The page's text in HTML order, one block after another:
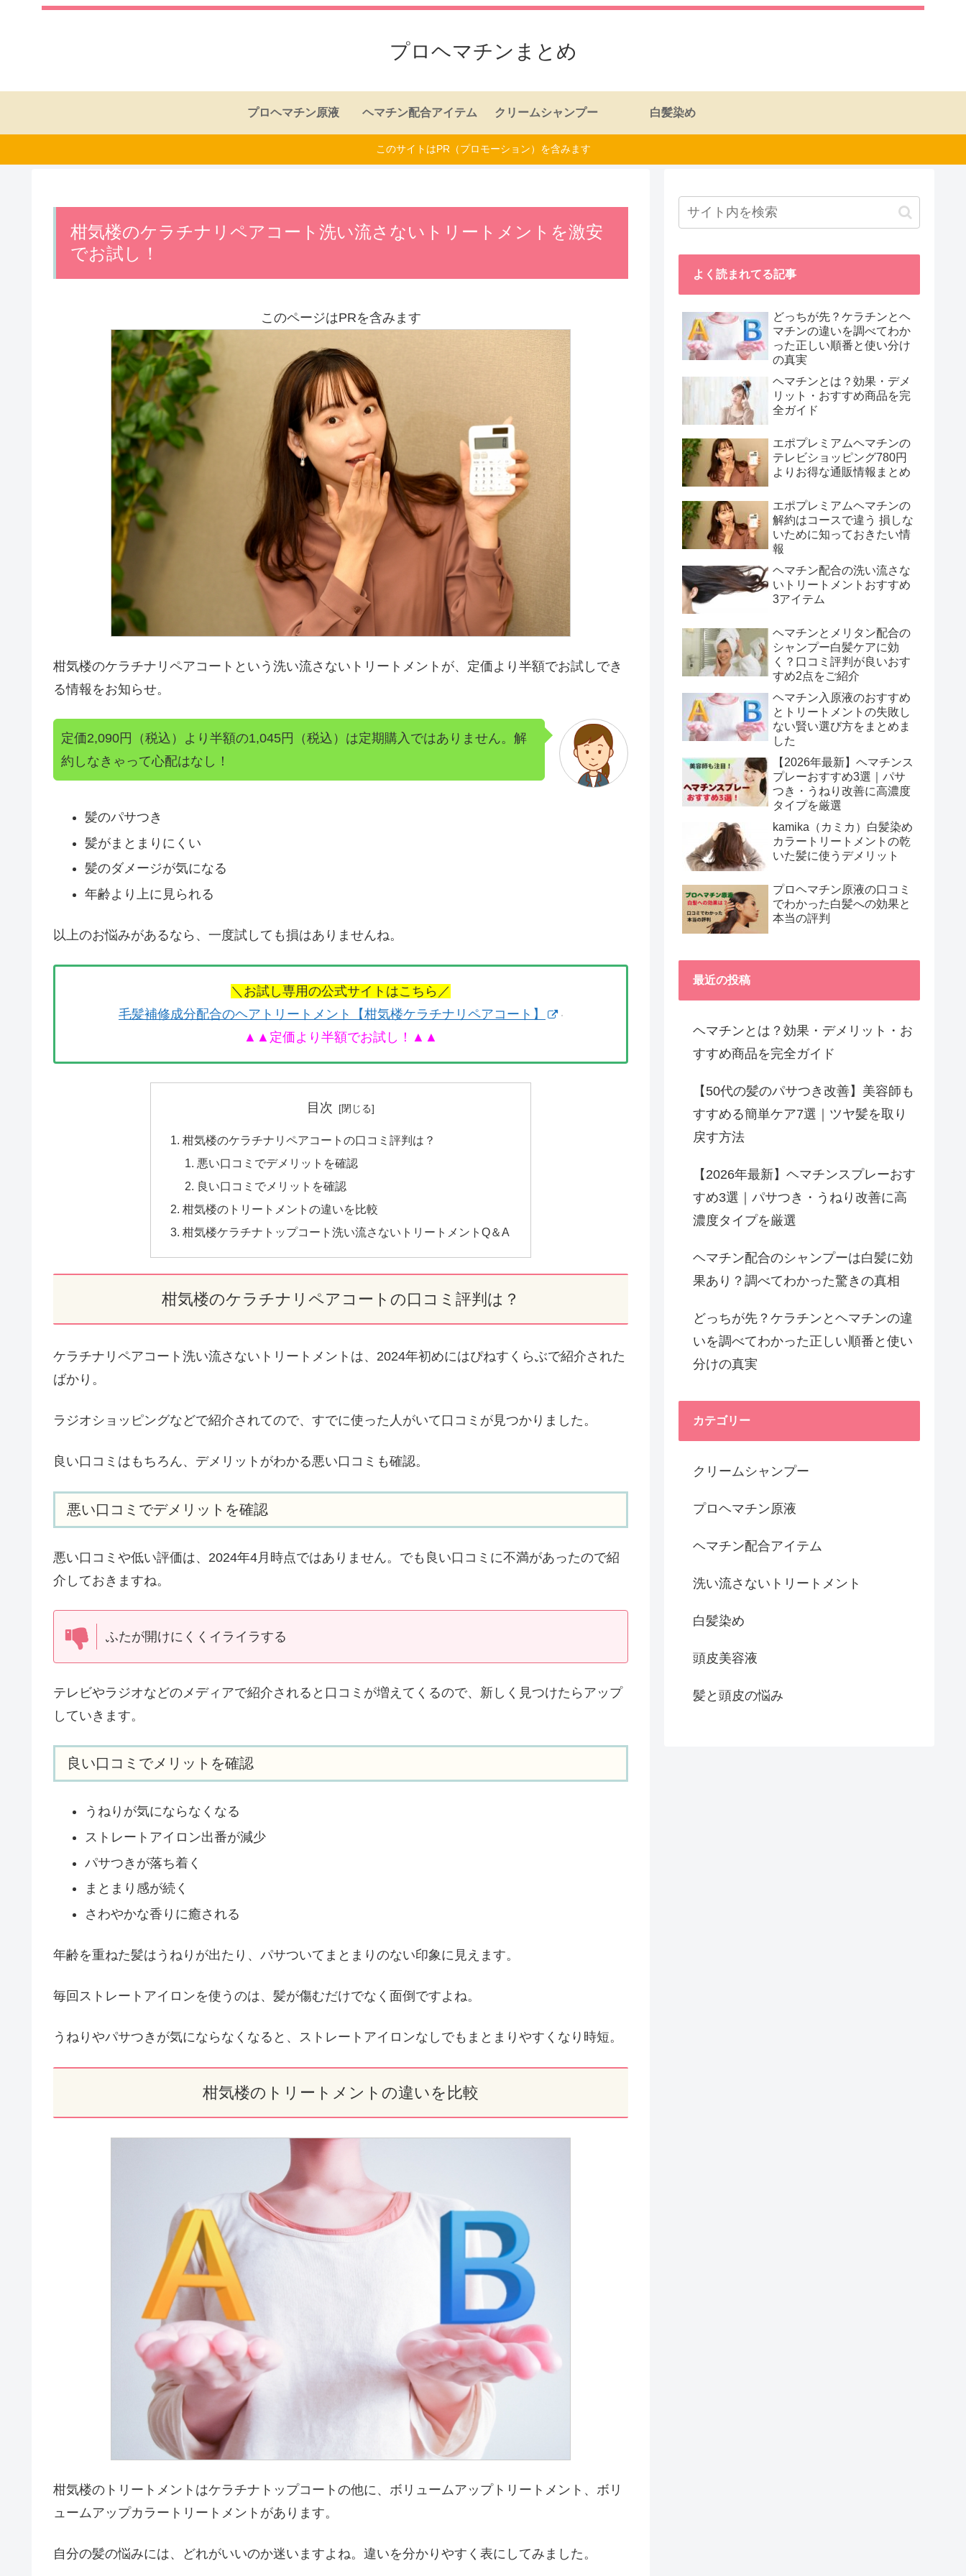
プロヘマチンまとめ
プロヘマチン原液 ヘマチン配合アイテム クリームシャンプー 白髪染め
このサイトはPR（プロモーション）を含みます
柑気楼のケラチナリペアコート洗い流さないトリートメントを激安
でお試し！
このページはPRを含みます
柑気楼のケラチナリペアコートという洗い流さないトリートメントが、定価より半額でお試しでき
る情報をお知らせ。
定価2,090円（税込）より半額の1,045円（税込）は定期購入ではありません。解
約しなきゃって心配はなし！
髪のパサつき
髪がまとまりにくい
髪のダメージが気になる
年齢より上に見られる
以上のお悩みがあるなら、一度試しても損はありませんね。
＼お試し専用の公式サイトはこちら／
毛髪補修成分配合のヘアトリートメント【柑気楼ケラチナリペアコート】
▲▲定価より半額でお試し！▲▲
目次
柑気楼のケラチナリペアコートの口コミ評判は？
悪い口コミでデメリットを確認
良い口コミでメリットを確認
柑気楼のトリートメントの違いを比較
柑気楼ケラチナトップコート洗い流さないトリートメントQ＆A
柑気楼のケラチナリペアコートの口コミ評判は？
ケラチナリペアコート洗い流さないトリートメントは、2024年初めにはぴねすくらぶで紹介された
ばかり。
ラジオショッピングなどで紹介されてので、すでに使った人がいて口コミが見つかりました。
良い口コミはもちろん、デメリットがわかる悪い口コミも確認。
悪い口コミでデメリットを確認
悪い口コミや低い評価は、2024年4月時点ではありません。でも良い口コミに不満があったので紹
介しておきますね。
ふたが開けにくくイライラする
テレビやラジオなどのメディアで紹介されると口コミが増えてくるので、新しく見つけたらアップ
していきます。
良い口コミでメリットを確認
うねりが気にならなくなる
ストレートアイロン出番が減少
パサつきが落ち着く
まとまり感が続く
さわやかな香りに癒される
年齢を重ねた髪はうねりが出たり、パサついてまとまりのない印象に見えます。
毎回ストレートアイロンを使うのは、髪が傷むだけでなく面倒ですよね。
うねりやパサつきが気にならなくなると、ストレートアイロンなしでもまとまりやすくなり時短。
柑気楼のトリートメントの違いを比較
柑気楼のトリートメントはケラチナトップコートの他に、ボリュームアップトリートメント、ボリ
ュームアップカラートリートメントがあります。
自分の髪の悩みには、どれがいいのか迷いますよね。違いを分かりやすく表にしてみました。
よく読まれてる記事
どっちが先？ケラチンとヘ
マチンの違いを調べてわか
った正しい順番と使い分け
の真実
ヘマチンとは？効果・デメ
リット・おすすめ商品を完
全ガイド
エポプレミアムヘマチンの
テレビショッピング780円
よりお得な通販情報まとめ
エポプレミアムヘマチンの
解約はコースで違う 損しな
いために知っておきたい情
報
ヘマチン配合の洗い流さな
いトリートメントおすすめ
3アイテム
ヘマチンとメリタン配合の
シャンプー白髪ケアに効
く？口コミ評判が良いおす
すめ2点をご紹介
ヘマチン入原液のおすすめ
とトリートメントの失敗し
ない賢い選び方をまとめま
した
【2026年最新】ヘマチンス
プレーおすすめ3選｜パサ
つき・うねり改善に高濃度
タイプを厳選
kamika（カミカ）白髪染め
カラートリートメントの乾
いた髪に使うデメリット
プロヘマチン原液の口コミ
でわかった白髪への効果と
本当の評判
最近の投稿
ヘマチンとは？効果・デメリット・お
すすめ商品を完全ガイド
【50代の髪のパサつき改善】美容師も
すすめる簡単ケア7選｜ツヤ髪を取り
戻す方法
【2026年最新】ヘマチンスプレーおす
すめ3選｜パサつき・うねり改善に高
濃度タイプを厳選
ヘマチン配合のシャンプーは白髪に効
果あり？調べてわかった驚きの真相
どっちが先？ケラチンとヘマチンの違
いを調べてわかった正しい順番と使い
分けの真実
カテゴリー
クリームシャンプー
プロヘマチン原液
ヘマチン配合アイテム
洗い流さないトリートメント
白髪染め
頭皮美容液
髪と頭皮の悩み